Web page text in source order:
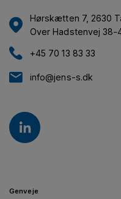
Hørskætten 7, 2630
Over Hadstenvej 38-
+45 70 13 83 33
info@jens-s.dk
Genveje